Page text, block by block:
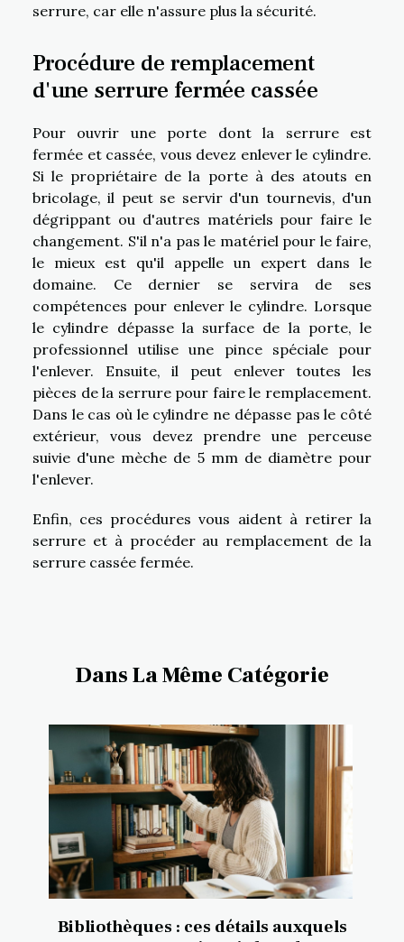
serrure, car elle n'assure plus la sécurité.
Procédure de remplacement
d'une serrure fermée cassée
Pour ouvrir une porte dont la serrure est
fermée et cassée, vous devez enlever le cylindre.
Si le propriétaire de la porte à des atouts en
bricolage, il peut se servir d'un tournevis, d'un
dégrippant ou d'autres matériels pour faire le
changement. S'il n'a pas le matériel pour le faire,
le mieux est qu'il appelle un expert dans le
domaine. Ce dernier se servira de ses
compétences pour enlever le cylindre. Lorsque
le cylindre dépasse la surface de la porte, le
professionnel utilise une pince spéciale pour
l'enlever. Ensuite, il peut enlever toutes les
pièces de la serrure pour faire le remplacement.
Dans le cas où le cylindre ne dépasse pas le côté
extérieur, vous devez prendre une perceuse
suivie d'une mèche de 5 mm de diamètre pour
l'enlever.
Enfin, ces procédures vous aident à retirer la
serrure et à procéder au remplacement de la
serrure cassée fermée.
Dans La Même Catégorie
Bibliothèques : ces détails auxquels